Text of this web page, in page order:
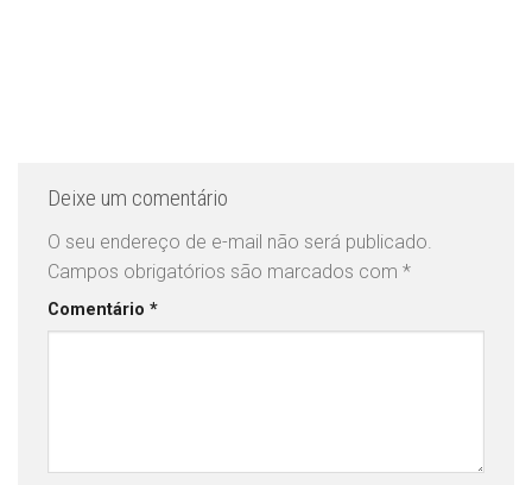
Deixe um comentário
O seu endereço de e-mail não será publicado.
Campos obrigatórios são marcados com *
Comentário *